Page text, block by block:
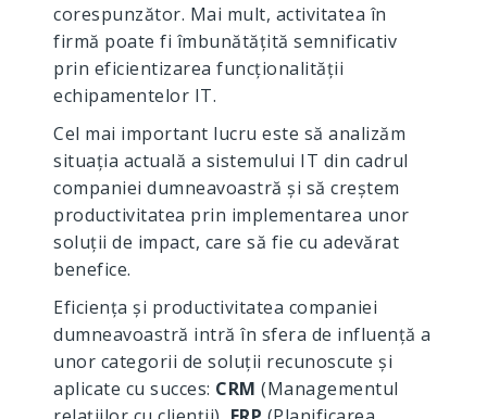
corespunzător. Mai mult, activitatea în
firmă poate fi îmbunătățită semnificativ
prin eficientizarea funcționalității
echipamentelor IT.
Cel mai important lucru este să analizăm
situația actuală a sistemului IT din cadrul
companiei dumneavoastră și să creștem
productivitatea prin implementarea unor
soluții de impact, care să fie cu adevărat
benefice.
Eficiența și productivitatea companiei
dumneavoastră intră în sfera de influență a
unor categorii de soluții recunoscute și
aplicate cu succes: CRM (Managementul